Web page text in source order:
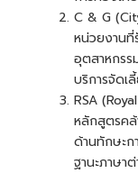
C & G
หน่วยงาน
อุตสาหกรร
บริการจัดเ
RSA
หลักสูตรค
ด้านทักษะก
ฐานะภาษา